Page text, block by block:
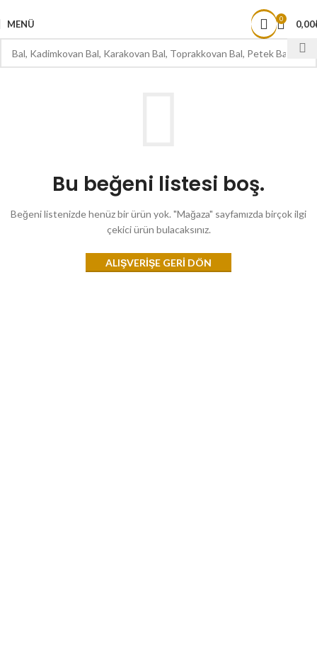
MENÜ 0 0,00
Bu beğeni listesi boş.
Beğeni listenizde henüz bir ürün yok. "Mağaza" sayfamızda birçok ilgi
çekici ürün bulacaksınız.
ALIŞVERIŞE GERI DÖN